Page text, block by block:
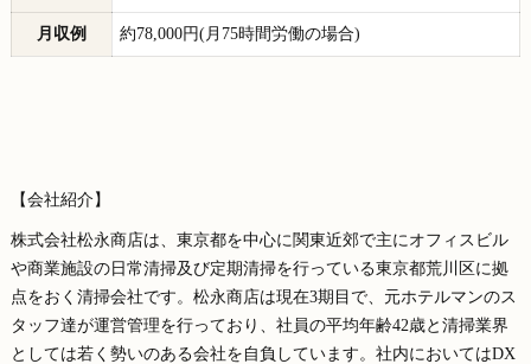
月収例 約78,000円(月75時間労働の場合)
【会社紹介】
株式会社松永商店は、東京都を中心に関東近郊で主にオフィスビル
や商業施設の日常清掃及び定期清掃を行っている東京都荒川区に拠
点をおく清掃会社です。松永商店は現在3期目で、元ホテルマンのス
タッフ達が運営管理を行っており、社員の平均年齢42歳と清掃業界
としては若く勢いのある会社を自負しています。社内においてはDX